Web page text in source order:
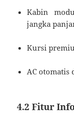
Kabin
jangka
Kursi
AC
4.2 Fitur